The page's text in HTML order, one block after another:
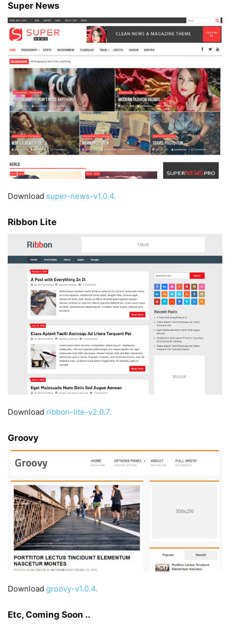
Super News
Download super-news-v1.0.4.
Ribbon Lite
Download ribbon-lite-v2.0.7.
Groovy
Download groovy-v1.0.4.
Etc, Coming Soon ..